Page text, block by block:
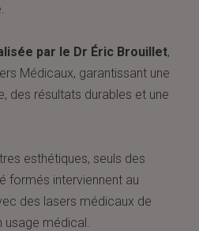
par le Dr Éric Brouillet,
Médicaux, garantissant une
des résultats durables et une
esthétiques, seuls des
formés interviennent au
des lasers médicaux de
usage médical.